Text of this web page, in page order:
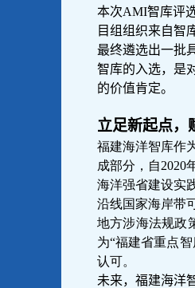
本次AMI智库评
目组组织来自智
最终遴选出一批
智库的入选，是
的价值肯定。
立足新起点，
福建海洋智库作
成部分，自2020
海洋强省建设实
沿线国家海岸带
地方涉海法规政
为“福建省重点
认可。
未来，福建海洋